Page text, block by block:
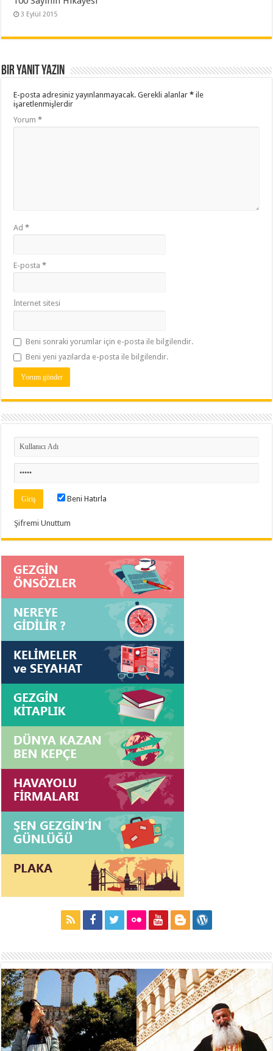
3 Eylül 2015
Bir yanıt yazın
E-posta adresiniz yayınlanmayacak. Gerekli alanlar* ile
işaretlenmişlerdir
Yorum*
Ad*
E-posta*
İnternet sitesi
Beni sonraki yorumlar için e-posta ile bilgilendir.
Beni yeni yazılarda e-posta ile bilgilendir.
Beni Hatırla
Şifremi Unuttum